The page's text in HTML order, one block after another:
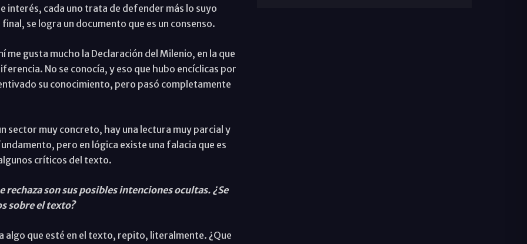
interés, cada uno trata de defender más lo suyo
se logra un documento que es un consenso.
gusta mucho la Declaración del Milenio, en la que
No se conocía, y eso que hubo encíclicas por
su conocimiento, pero pasó completamente
sector muy concreto, hay una lectura muy parcial y
pero en lógica existe una falacia que es
críticos del texto.
son sus posibles intenciones ocultas. ¿Se
sobre el texto?
algo que esté en el texto, repito, literalmente. ¿Que